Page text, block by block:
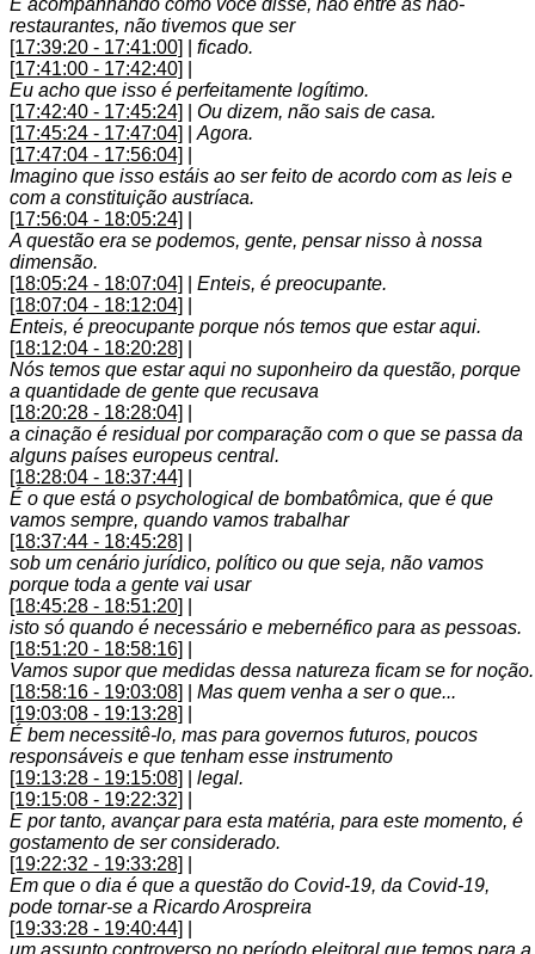
E acompanhando como você disse, não entre as não-
restaurantes, não tivemos que ser
[17:39:20 - 17:41:00]
ficado.
[17:41:00 - 17:42:40]
Eu acho que isso é perfeitamente logítimo.
[17:42:40 - 17:45:24]
Ou dizem, não sais de casa.
[17:45:24 - 17:47:04]
Agora.
[17:47:04 - 17:56:04]
Imagino que isso estáis ao ser feito de acordo com as leis e
com a constituição austríaca.
[17:56:04 - 18:05:24]
A questão era se podemos, gente, pensar nisso à nossa
dimensão.
[18:05:24 - 18:07:04]
Enteis, é preocupante.
[18:07:04 - 18:12:04]
Enteis, é preocupante porque nós temos que estar aqui.
[18:12:04 - 18:20:28]
Nós temos que estar aqui no suponheiro da questão, porque
a quantidade de gente que recusava
[18:20:28 - 18:28:04]
a cinação é residual por comparação com o que se passa da
alguns países europeus central.
[18:28:04 - 18:37:44]
É o que está o psychological de bombatômica, que é que
vamos sempre, quando vamos trabalhar
[18:37:44 - 18:45:28]
sob um cenário jurídico, político ou que seja, não vamos
porque toda a gente vai usar
[18:45:28 - 18:51:20]
isto só quando é necessário e mebernéfico para as pessoas.
[18:51:20 - 18:58:16]
Vamos supor que medidas dessa natureza ficam se for noção.
[18:58:16 - 19:03:08]
Mas quem venha a ser o que...
[19:03:08 - 19:13:28]
É bem necessitê-lo, mas para governos futuros, poucos
responsáveis e que tenham esse instrumento
[19:13:28 - 19:15:08]
legal.
[19:15:08 - 19:22:32]
E por tanto, avançar para esta matéria, para este momento, é
gostamento de ser considerado.
[19:22:32 - 19:33:28]
Em que o dia é que a questão do Covid-19, da Covid-19,
pode tornar-se a Ricardo Arospreira
[19:33:28 - 19:40:44]
um assunto controverso no período eleitoral que temos para a